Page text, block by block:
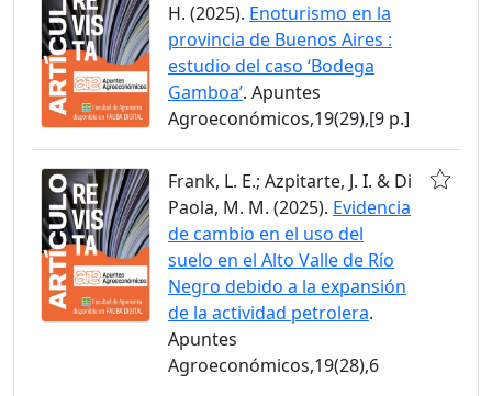
H. (2025). Enoturismo en la
provincia de Buenos Aires :
estudio del caso ‘Bodega
Gamboa’. Apuntes
Agroeconómicos,19(29),[9 p.]
Frank, L. E.; Azpitarte, J. I. & Di
Paola, M. M. (2025). Evidencia
de cambio en el uso del
suelo en el Alto Valle de Río
Negro debido a la expansión
de la actividad petrolera.
Apuntes
Agroeconómicos,19(28),6